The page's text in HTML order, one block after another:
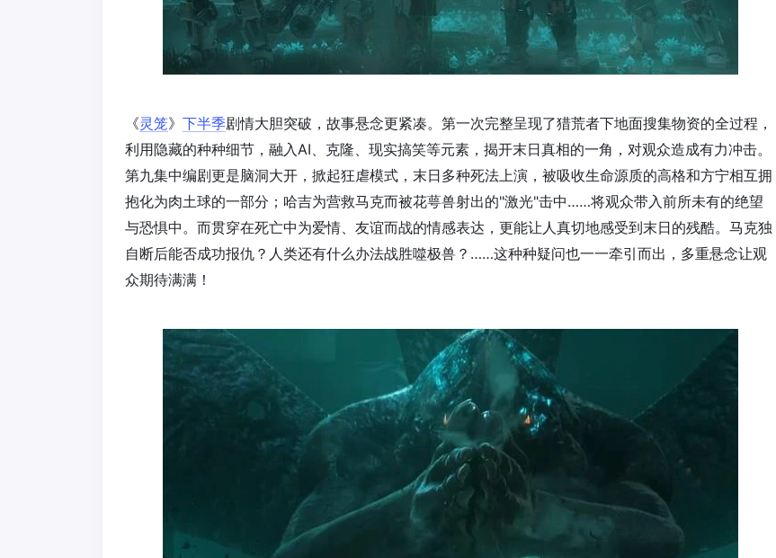
《灵笼》 下半季剧情大胆突破，故事悬念更紧凑。第一次完整呈现了猎荒者下地面搜集物资的全过程，
利用隐藏的种种细节，融入AI、克隆、现实搞笑等元素，揭开末日真相的一角，对观众造成有力冲击。
第九集中编剧更是脑洞大开，掀起狂虐模式，末日多种死法上演，被吸收生命源质的高格和方宁相互拥
抱化为肉土球的一部分；哈吉为营救马克而被花萼兽射出的"激光"击中……将观众带入前所未有的绝望
与恐惧中。而贯穿在死亡中为爱情、友谊而战的情感表达，更能让人真切地感受到末日的残酷。马克独
自断后能否成功报仇？人类还有什么办法战胜噬极兽？……这种种疑问也一一牵引而出，多重悬念让观
众期待满满！